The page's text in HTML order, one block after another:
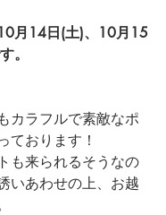
月14日(土)、10月15
。
カラフルで素敵なポ
ております！
も来られるそうなの
いあわせの上、お越